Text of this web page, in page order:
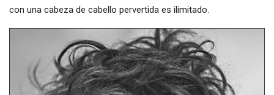
con una cabeza de cabello pervertida es ilimitado.